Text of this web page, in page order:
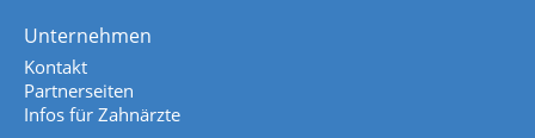
Unternehmen
Kontakt
Partnerseiten
Infos für Zahnärzte